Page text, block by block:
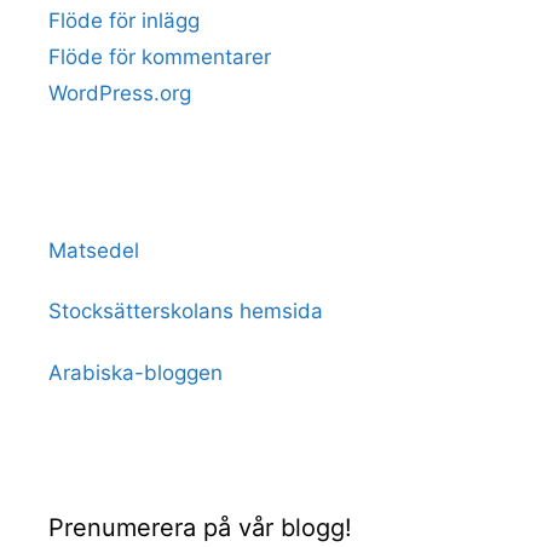
Flöde för inlägg
Flöde för kommentarer
WordPress.org
Matsedel
Stocksätterskolans hemsida
Arabiska-bloggen
Prenumerera på vår blogg!